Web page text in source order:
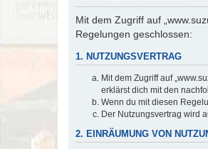
Mit dem Zugriff auf
Regelungen geschlossen:
1. NUTZUNGSVERTRAG
Mit dem Zugriff auf
erklärst dich mit den
Wenn du mit diesen
Der Nutzungsvertrag wird
2. EINRÄUMUNG VON